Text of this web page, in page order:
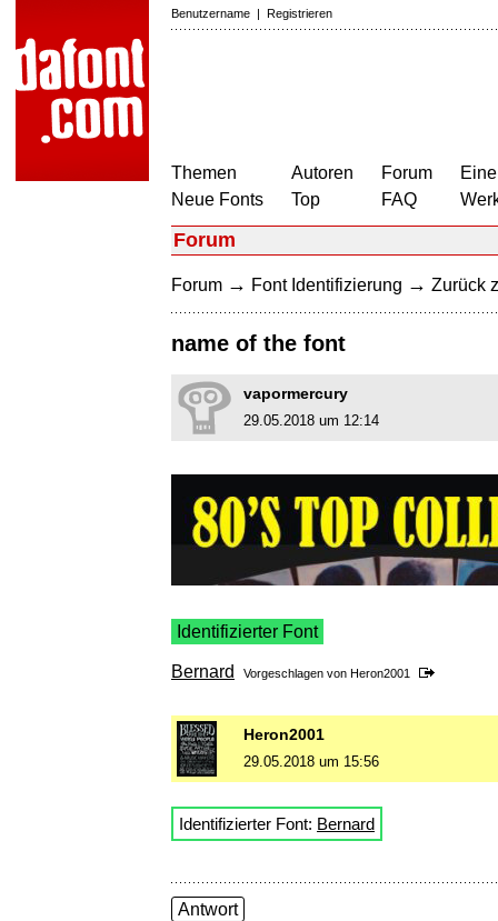
Benutzername | Registrieren
Themen
Neue Fonts
Autoren
Top
Forum
FAQ
Forum
Forum → Font Identifizierung → Zurück
name of the font
vapormercury
29.05.2018 um 12:14
Identifizierter Font
Bernard Vorgeschlagen von Heron2001
Heron2001
29.05.2018 um 15:56
Identifizierter Font: Bernard
Antwort